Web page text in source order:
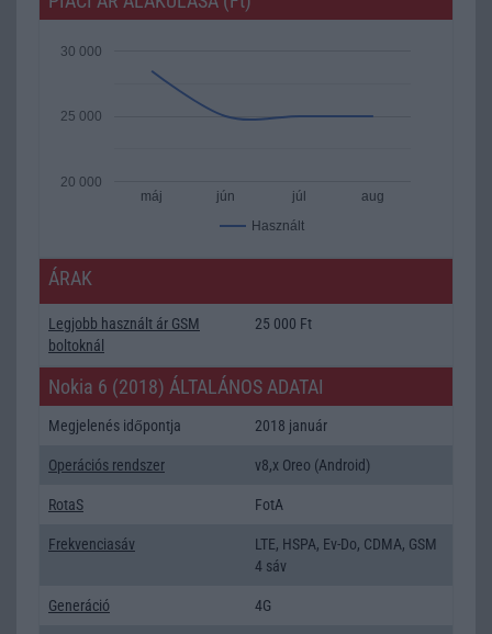
Használt
máj jún júl aug
20 000
25 000
30 000
ÁRAK
Legjobb használt ár GSM
boltoknál
25 000 Ft
Nokia 6 (2018) ÁLTALÁNOS ADATAI
Megjelenés időpontja 2018 január
Operációs rendszer v8,x Oreo (Android)
RotaS FotA
Frekvenciasáv
LTE, HSPA, Ev-Do, CDMA, GSM
4 sáv
Generáció 4G